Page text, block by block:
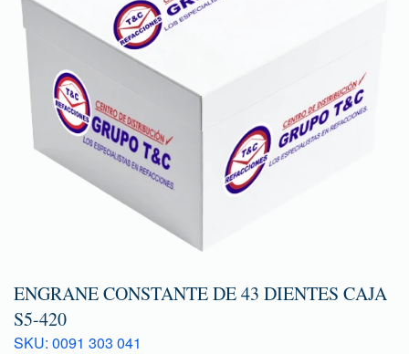
ENGRANE CONSTANTE DE 43 DIENTES CAJA
S5-420
SKU: 0091 303 041